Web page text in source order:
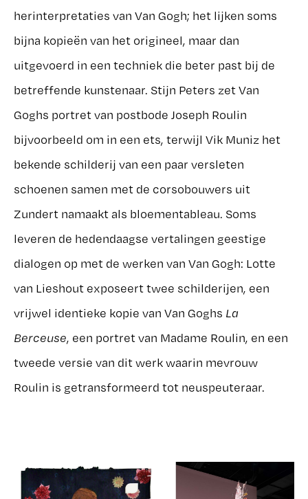
herinterpretaties van Van Gogh; het lijken soms
bijna kopieën van het origineel, maar dan
uitgevoerd in een techniek die beter past bij de
betreffende kunstenaar. Stijn Peters zet Van
Goghs portret van postbode Joseph Roulin
bijvoorbeeld om in een ets, terwijl Vik Muniz het
bekende schilderij van een paar versleten
schoenen samen met de corsobouwers uit
Zundert namaakt als bloementableau. Soms
leveren de hedendaagse vertalingen geestige
dialogen op met de werken van Van Gogh: Lotte
van Lieshout exposeert twee schilderijen, een
vrijwel identieke kopie van Van Goghs La
Berceuse, een portret van Madame Roulin, en een
tweede versie van dit werk waarin mevrouw
Roulin is getransformeerd tot neuspeuteraar.